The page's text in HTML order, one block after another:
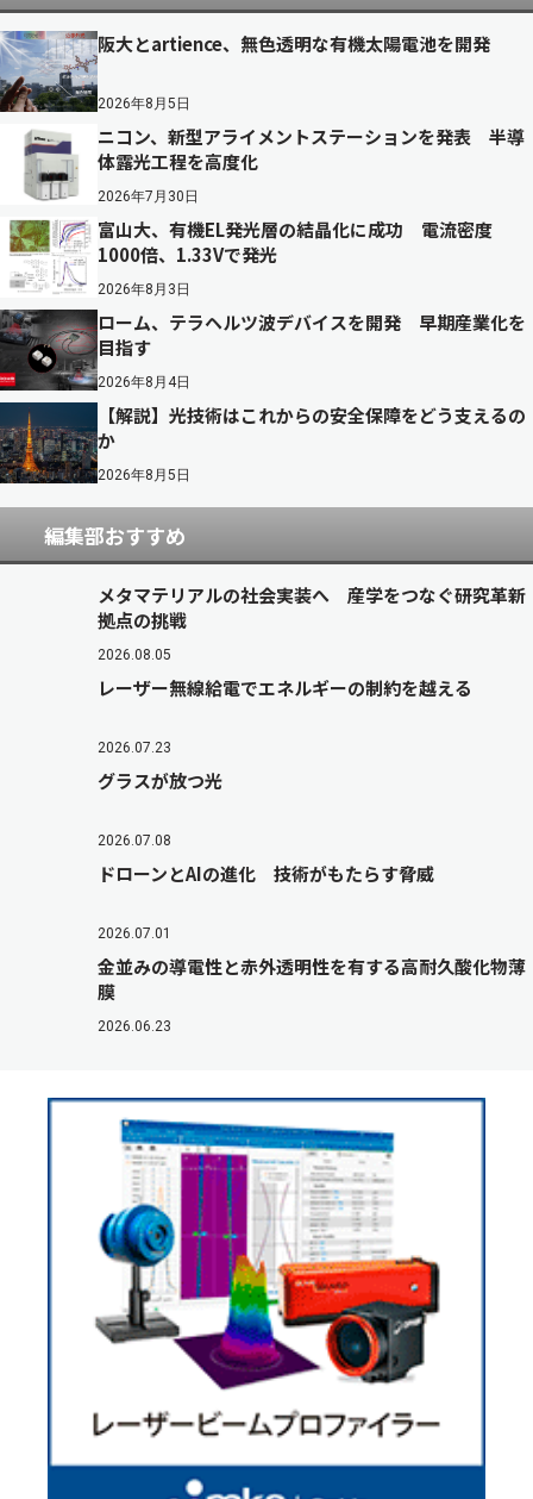
阪大とartience、無色透明な有機太陽電池を開発
2026年8月5日
ニコン、新型アライメントステーションを発表 半導
体露光工程を高度化
2026年7月30日
富山大、有機EL発光層の結晶化に成功 電流密度
1000倍、1.33Vで発光
2026年8月3日
ローム、テラヘルツ波デバイスを開発 早期産業化を
目指す
2026年8月4日
【解説】光技術はこれからの安全保障をどう支えるの
か
2026年8月5日
編集部おすすめ
メタマテリアルの社会実装へ 産学をつなぐ研究革新
拠点の挑戦
2026.08.05
レーザー無線給電でエネルギーの制約を越える
2026.07.23
グラスが放つ光
2026.07.08
ドローンとAIの進化 技術がもたらす脅威
2026.07.01
金並みの導電性と赤外透明性を有する高耐久酸化物薄
膜
2026.06.23